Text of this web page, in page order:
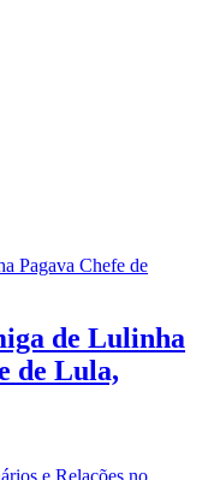
de Lulinha
de Lula,